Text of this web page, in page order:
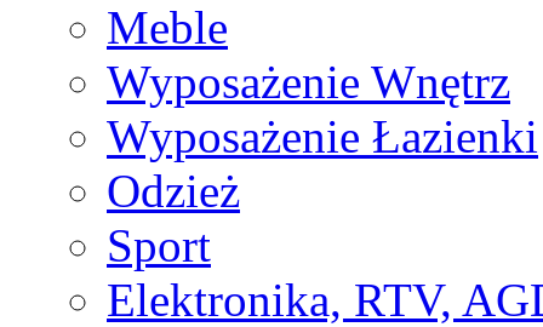
Meble
Wyposażenie Wnętrz
Wyposażenie Łazienki
Odzież
Sport
Elektronika, RTV,